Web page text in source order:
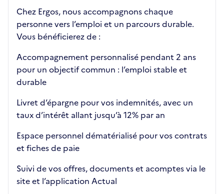
Chez Ergos, nous accompagnons chaque
personne vers l’emploi et un parcours durable.
Vous bénéficierez de :
Accompagnement personnalisé pendant 2 ans
pour un objectif commun : l’emploi stable et
durable
Livret d’épargne pour vos indemnités, avec un
taux d’intérêt allant jusqu’à 12% par an
Espace personnel dématérialisé pour vos contrats
et fiches de paie
Suivi de vos offres, documents et acomptes via le
site et l’application Actual